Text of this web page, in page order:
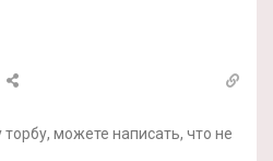
можете написать, что не